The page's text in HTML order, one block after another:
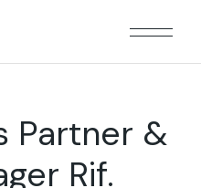
Partner &
Rif.